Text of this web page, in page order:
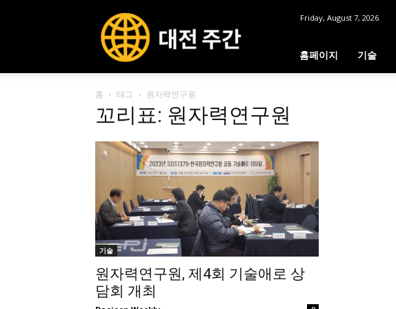
전
주
Friday, August 7, 2026
홈페이지 기술
홈 태그 원자력연구원
꼬리표: 원자력연구원
기술
원자력연구원, 제4회 기술애로 상
담회 개최